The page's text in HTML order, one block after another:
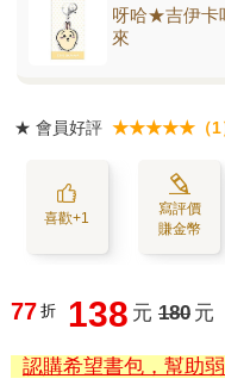
呀哈★吉伊卡
來
★ 會員好評 ★★★★★（1
喜歡+1
寫評價
賺金幣
77 折 138 元 180 元
認購希望書包，幫助